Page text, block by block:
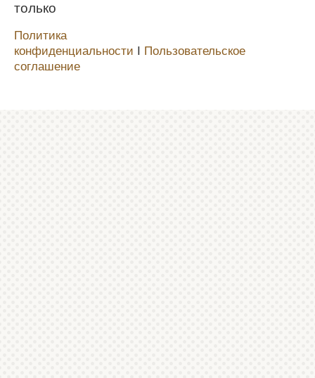
только
Политика
конфиденциальности
Пользовательское
соглашение